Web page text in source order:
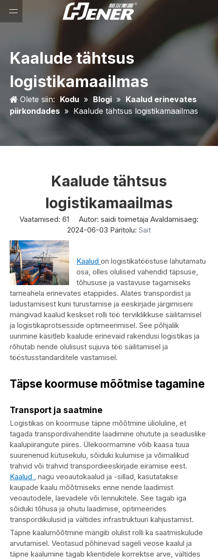
Kaalude tähtsus
logistikamaailmas
Olete siin: Kodu » Blogi » Kaalud erinevates
piirkondades » Kaalude tähtsus logistikamaailmas
Kaalude tähtsus
logistikamaailmas
Vaatamised: 61 Autor: saidi toimetaja Avaldamisaeg:
2024-06-03 Päritolu: Sait
Kaaludon logistikatööstuse lahutamatu
osa, olles olulised vahendid täpsuse,
tõhususe ja vastavuse tagamiseks
tarneahela erinevates etappides. Alates transpordist ja
ladustamisest kuni turustamise ja eeskirjade järgimiseni
mängivad kaalud keskset rolli töö terviklikkuse säilitamisel
ja logistikaprotsesside optimeerimisel. See põhjalik
uurimine käsitleb kaalude erinevaid rakendusi logistikas ja
rõhutab nende olulisust sujuva töö säilitamisel ja
tööstusstandarditele vastamisel.
Täpse koormuse mõõtmise tagamine
Transport ja saatmine
Logistikas on koormuse täpne mõõtmine ülioluline, et
tagada transpordivahendite laadimine ohutute ja seaduslike
kaalupiirangute piires. Ülekoormamine võib kaasa tuua
suurenenud kütusekulu, sõiduki kulumise ja võimalikud
trahvid või trahvid transpordieeskirjade eiramise eest.
Kaalud , nagu veoautokaalud ja -sillad, kasutatakse
kaupade kaalu mõõtmiseks enne nende laadimist
veoautodele, laevadele või lennukitele. See tagab iga
sõiduki tõhusa ja ohutu laadimise, optimeerides
transpordikulusid ja vältides infrastruktuuri kahjustamist.
Täpne kaalumõõtmine mängib olulist rolli ka saatmiskulude
arvutamisel. Veotasud põhinevad sageli veose kaalul ja
täpne kaalumine tagab klientidele korrektse arve, vältides